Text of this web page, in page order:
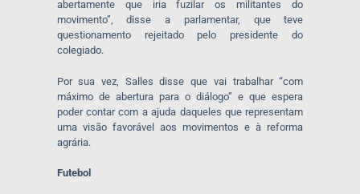
abertamente que iria fuzilar os militantes do
movimento”, disse a parlamentar, que teve
questionamento rejeitado pelo presidente do
colegiado.
Por sua vez, Salles disse que vai trabalhar “com
máximo de abertura para o diálogo” e que espera
poder contar com a ajuda daqueles que representam
uma visão favorável aos movimentos e à reforma
agrária.
Futebol